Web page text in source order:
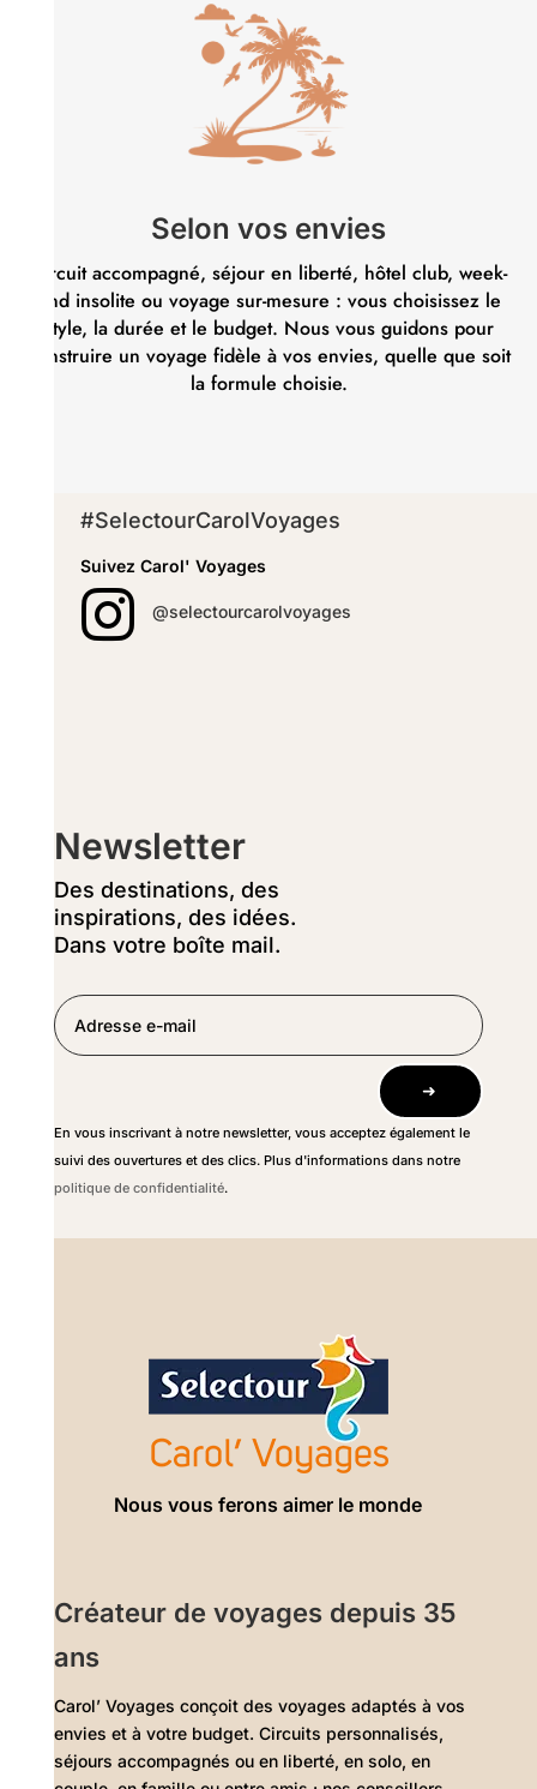
Selon vos envies
Circuit accompagné, séjour en liberté, hôtel club, week-
end insolite ou voyage sur-mesure : vous choisissez le
style, la durée et le budget. Nous vous guidons pour
construire un voyage fidèle à vos envies, quelle que soit
la formule choisie.
#SelectourCarolVoyages
Suivez Carol' Voyages
 @selectourcarolvoyages
Newsletter
Des destinations, des
inspirations, des idées.
Dans votre boîte mail.
➜
En vous inscrivant à notre newsletter, vous acceptez également le
suivi des ouvertures et des clics. Plus d'informations dans notre
politique de confidentialité.
Nous vous ferons aimer le monde
Créateur de voyages depuis 35
ans
Carol’ Voyages conçoit des voyages adaptés à vos
envies et à votre budget. Circuits personnalisés,
séjours accompagnés ou en liberté, en solo, en